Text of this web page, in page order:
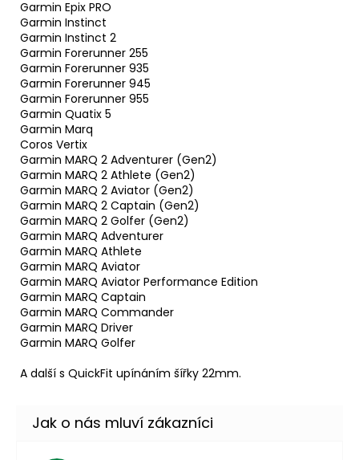
Garmin Epix PRO
Garmin Instinct
Garmin Instinct 2
Garmin Forerunner 255
Garmin Forerunner 935
Garmin Forerunner 945
Garmin Forerunner 955
Garmin Quatix 5
Garmin Marq
Coros Vertix
Garmin MARQ 2 Adventurer (Gen2)
Garmin MARQ 2 Athlete (Gen2)
Garmin MARQ 2 Aviator (Gen2)
Garmin MARQ 2 Captain (Gen2)
Garmin MARQ 2 Golfer (Gen2)
Garmin MARQ Adventurer
Garmin MARQ Athlete
Garmin MARQ Aviator
Garmin MARQ Aviator Performance Edition
Garmin MARQ Captain
Garmin MARQ Commander
Garmin MARQ Driver
Garmin MARQ Golfer
A další s QuickFit upínáním šířky 22mm.